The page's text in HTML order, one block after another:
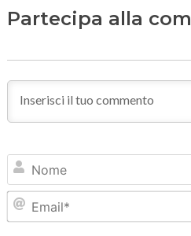
Partecipa alla